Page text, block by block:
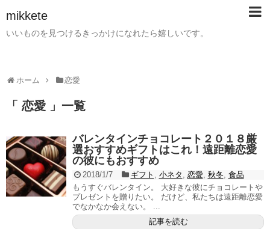
mikkete
いいものを見つけるきっかけになれたら嬉しいです。
ホーム 恋愛
「 恋愛 」一覧
バレンタインチョコレート２０１８厳
選おすすめギフトはこれ！遠距離恋愛
の彼にもおすすめ
2018/1/7 ギフト , 小ネタ , 恋愛, 秋冬, 食品
もうすぐバレンタイン。 大好きな彼にチョコレートや
プレゼントを贈りたい。 だけど、私たちは遠距離恋愛
でなかなか会えない。 ...
記事を読む